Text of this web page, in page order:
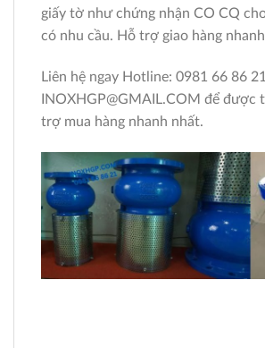
giấy tờ như chứng nhận CO CQ
có nhu cầu. Hỗ trợ giao hàng
Liên hệ ngay Hotline: 0981 66 86
INOXHGP@GMAIL.COM để được
trợ mua hàng nhanh nhất.